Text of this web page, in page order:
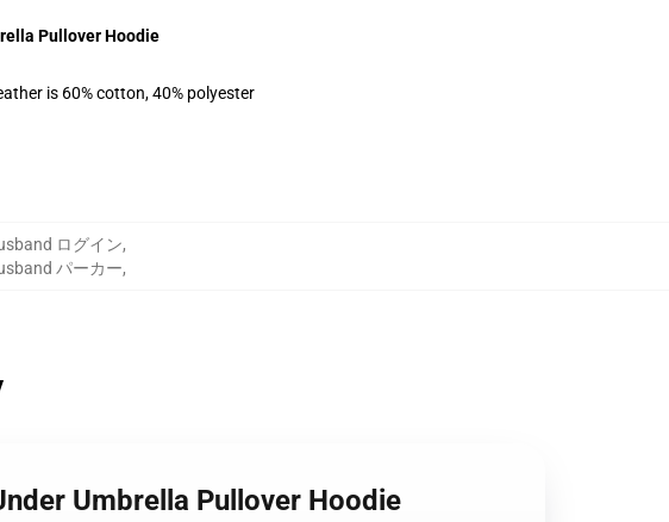
Pullover Hoodie
is 60% cotton, 40% polyester
ログイン,
パーカー,
Umbrella Pullover Hoodie